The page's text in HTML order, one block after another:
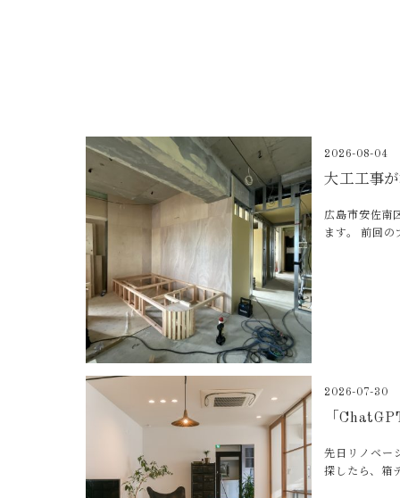
2026-08-04
大工工事
広島市安佐南
ます。 前回の
2026-07-30
「
先日リノベー
探したら、箱